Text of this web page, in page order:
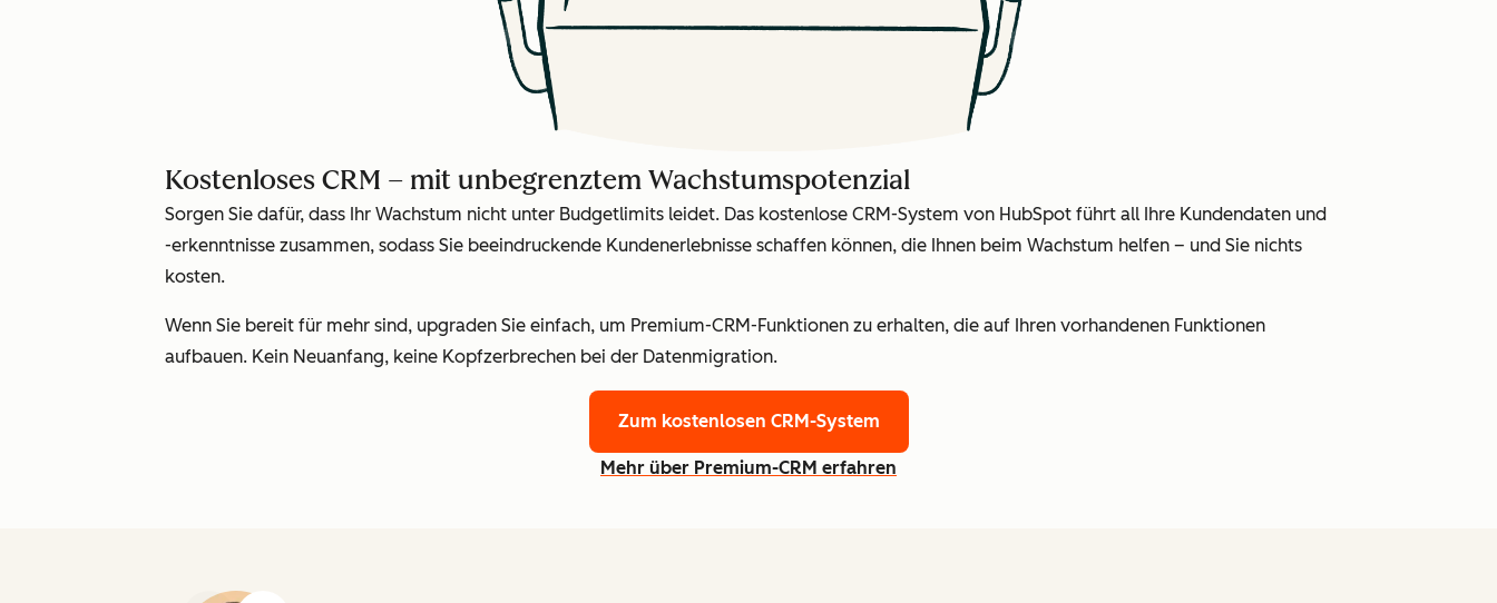
Kostenloses CRM – mit unbegrenztem Wachstumspotenzial
Sorgen Sie dafür, dass Ihr Wachstum nicht unter Budgetlimits leidet. Das kostenlose CRM-System von HubSpot führt all Ihre Kundendaten und
-erkenntnisse zusammen, sodass Sie beeindruckende Kundenerlebnisse schaffen können, die Ihnen beim Wachstum helfen – und Sie nichts
kosten.
Wenn Sie bereit für mehr sind, upgraden Sie einfach, um Premium-CRM-Funktionen zu erhalten, die auf Ihren vorhandenen Funktionen
aufbauen. Kein Neuanfang, keine Kopfzerbrechen bei der Datenmigration.
Zum kostenlosen CRM-System
Mehr über Premium-CRM erfahren